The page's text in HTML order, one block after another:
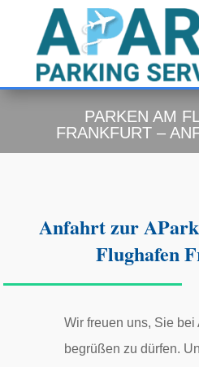
PARKEN AM
FRANKFURT –
Anfahrt zur
Flughafen
Wir freuen uns, Sie
begrüßen zu dürfen.